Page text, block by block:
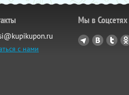
с нами
Мы в Соцсетях